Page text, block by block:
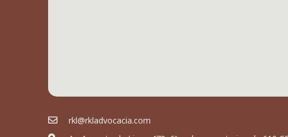
rkl@rkladvocacia.com